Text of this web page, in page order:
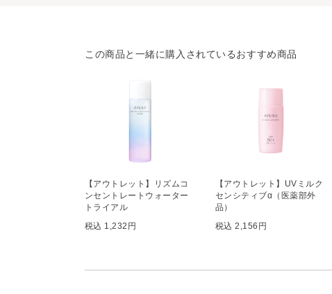
この商品と一緒に購入されているおすすめ商品
【アウトレット】リズムコ
ンセントレートウォーター
トライアル
税込 1,232円
【アウトレット】UVミルク
センシティブα（医薬部外
品）
税込 2,156円